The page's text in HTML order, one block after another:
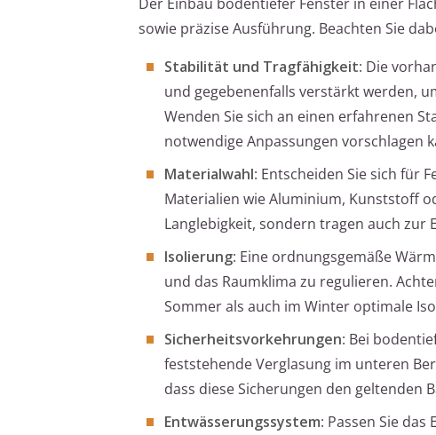
sowie präzise Ausführung. Beachten Sie
Stabilität und Tragfähigkeit: Die
und gegebenenfalls verstärkt werden,
Wenden Sie sich an einen erfahrenen
notwendige Anpassungen vorschlagen
Materialwahl: Entscheiden Sie sich für
Materialien wie Aluminium, Kunststoff
Langlebigkeit, sondern tragen auch zur
Isolierung: Eine ordnungsgemäße
und das Raumklima zu regulieren.
Sommer als auch im Winter optimale
Sicherheitsvorkehrungen: Bei
feststehende Verglasung im unteren
dass diese Sicherungen den geltenden
Entwässerungssystem: Passen Sie